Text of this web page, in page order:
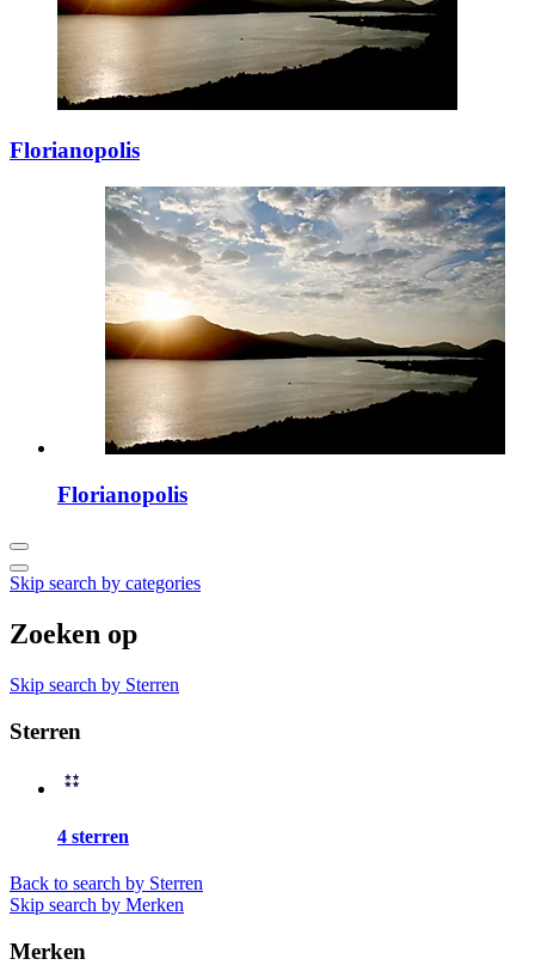
Florianopolis
Florianopolis
Skip search by categories
Zoeken op
Skip search by Sterren
Sterren
4 sterren
Back to search by Sterren
Skip search by Merken
Merken